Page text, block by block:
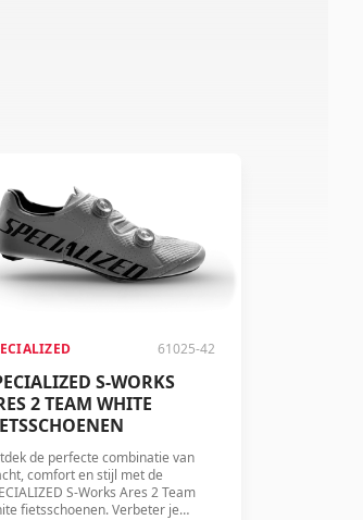
61025-42
S-WORKS
2 TEAM WHITE
de perfecte combinatie van
comfort en stijl met de
S-Works Ares 2 Team
fietsschoenen. Verbeter je